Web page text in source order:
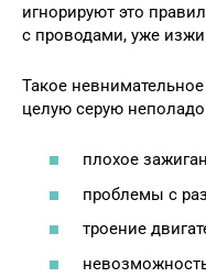
игнорируют это
с проводами, уже
Такое
целую серую
плохое
проблемы с
троение